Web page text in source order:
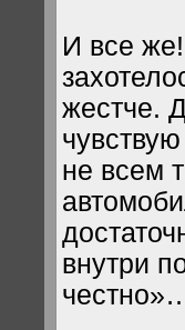
И все
жестче.
не всем
внутри